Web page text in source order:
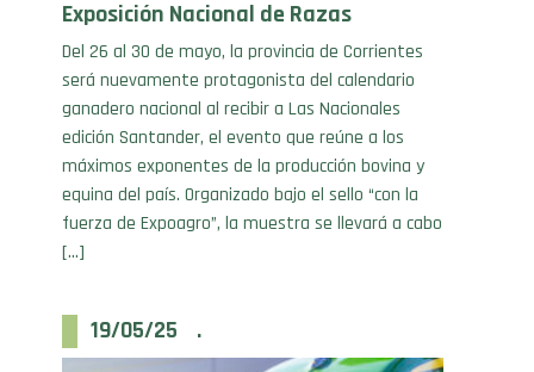
Del 26 al 30 de mayo, la provincia de Corrientes
será nuevamente protagonista del calendario
ganadero nacional al recibir a Las Nacionales
edición Santander, el evento que reúne a los
máximos exponentes de la producción bovina y
equina del país. Organizado bajo el sello “con la
fuerza de Expoagro”, la muestra se llevará a cabo
[…]